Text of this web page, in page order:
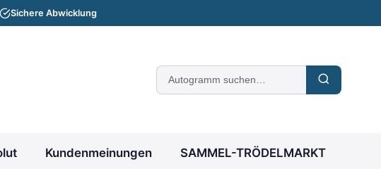
Sichere Abwicklung
Suche
nach
Kundenmeinungen SAMMEL-TRÖDELMARKT